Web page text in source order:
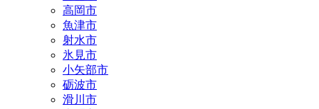
高岡市
魚津市
射水市
氷見市
小矢部市
砺波市
滑川市